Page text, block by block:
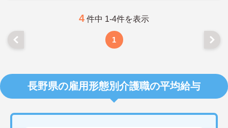
4 件中 1-4件を表示
1
長野県の雇用形態別介護職の平均給与